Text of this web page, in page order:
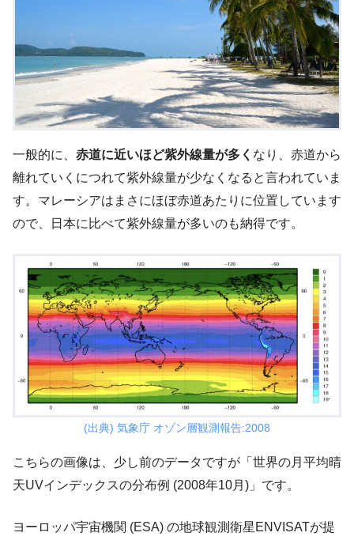
一般的に、 赤道に近いほど紫外線量が多く なり、赤道から
離れていくにつれて紫外線量が少なくなると言われていま
す。マレーシアはまさにほぼ赤道あたりに位置しています
ので、日本に比べて紫外線量が多いのも納得です。
(出典) 気象庁 オゾン層観測報告:2008
こちらの画像は、少し前のデータですが「世界の月平均晴
天UVインデックスの分布例 (2008年10月)」です。
ヨーロッパ宇宙機関 (ESA) の地球観測衛星ENVISATが提